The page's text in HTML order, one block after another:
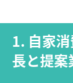
1. 自家
長と提